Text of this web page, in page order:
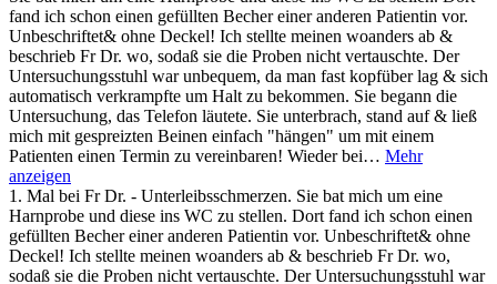
fand ich schon einen gefüllten Becher einer anderen Patientin vor.
Unbeschriftet& ohne Deckel! Ich stellte meinen woanders ab &
beschrieb Fr Dr. wo, sodaß sie die Proben nicht vertauschte. Der
Untersuchungsstuhl war unbequem, da man fast kopfüber lag & sich
automatisch verkrampfte um Halt zu bekommen. Sie begann die
Untersuchung, das Telefon läutete. Sie unterbrach, stand auf & ließ
mich mit gespreizten Beinen einfach "hängen" um mit einem
Patienten einen Termin zu vereinbaren! Wieder bei… Mehr
anzeigen
1. Mal bei Fr Dr. - Unterleibsschmerzen. Sie bat mich um eine
Harnprobe und diese ins WC zu stellen. Dort fand ich schon einen
gefüllten Becher einer anderen Patientin vor. Unbeschriftet& ohne
Deckel! Ich stellte meinen woanders ab & beschrieb Fr Dr. wo,
sodaß sie die Proben nicht vertauschte. Der Untersuchungsstuhl war